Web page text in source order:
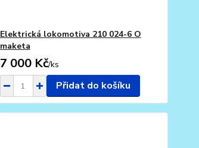
Elektrická lokomotiva 210 024-6 O
maketa
7 000 Kč/ks
Přidat do košíku